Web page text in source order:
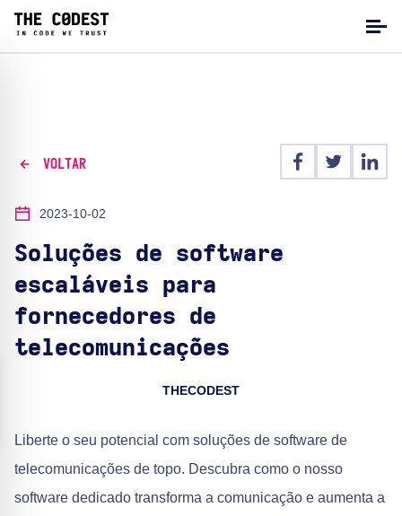
VOLTAR
2023-10-02
Soluções de software
escaláveis para
fornecedores de
telecomunicações
THECODEST
Liberte o seu potencial com soluções de software de
telecomunicações de topo. Descubra como o nosso
software dedicado transforma a comunicação e aumenta a